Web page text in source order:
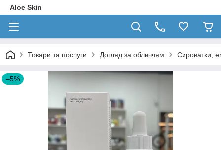
Aloe Skin
Товари та послуги Догляд за обличчям Сироватки,
–5%